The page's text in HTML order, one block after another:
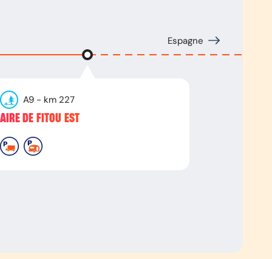
Espagne
A9 - km 227
AIRE DE FITOU EST